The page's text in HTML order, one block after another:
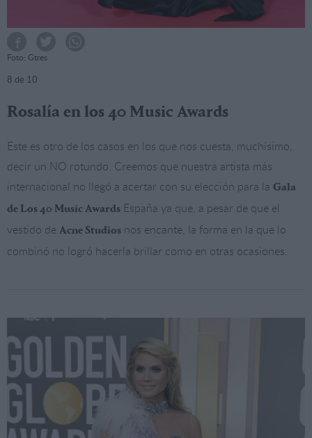
Foto: Gtres
8 de 10
Rosalía en los 40 Music Awards
Este es otro de los casos en los que nos cuesta, muchísimo,
decir un NO rotundo. Creemos que nuestra artista más
internacional no llegó a acertar con su elección para la Gala
de Los 40 Music Awards España ya que, a pesar de que el
vestido de Acne Studios nos encante, la forma en la que lo
combinó no logró hacerla brillar como en otras ocasiones.